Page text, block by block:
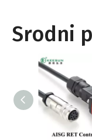
Srodni